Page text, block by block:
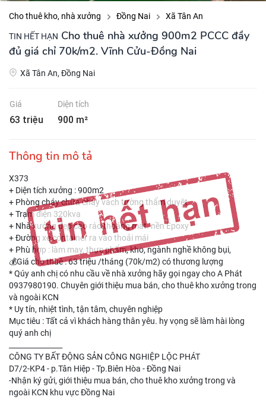
Cho thuê kho, nhà xưởng Đồng Nai Xã Tân An
TIN HẾT HẠN Cho thuê nhà xưởng 900m2 PCCC đầy
đủ giá chỉ 70k/m2. Vĩnh Cửu-Đồng Nai
Xã Tân An, Đồng Nai
Giá
63 triệu
Diện tích
900 m²
Thông tin mô tả
X373
+ Diện tích xưởng : 900m2
+ Phòng cháy chữa cháy vách tường thẩm duyệt
+ Trạm điện 320kva
+ Nhà xưởng đẹp cao ráo thoáng mát. nền Epoxy
+ Đường xe container ra vào thoải mái
+ Phù hợp : làm may, thực phẩm, kho, ngành nghề không bụi,
💰Giá cho thuê : 63 triệu /tháng (70k/m2) có thương lượng
* Qúy anh chị có nhu cầu về nhà xưởng hãy gọi ngay cho A Phát
0937980190. Chuyên giới thiệu mua bán, cho thuê kho xưởng trong
và ngoài KCN
* Uy tín, nhiệt tình, tận tâm, chuyên nghiệp
Mục tiêu : Tất cả vì khách hàng thân yêu. hy vọng sẽ làm hài lòng
quý anh chị
CÔNG TY BẤT ĐỘNG SẢN CÔNG NGHIỆP LỘC PHÁT
D7/2-KP4 - p.Tân Hiệp - Tp.Biên Hòa - Đồng Nai
-Nhận ký gửi, giới thiệu mua bán, cho thuê kho xưởng trong và
ngoài KCN khu vực Đồng Nai